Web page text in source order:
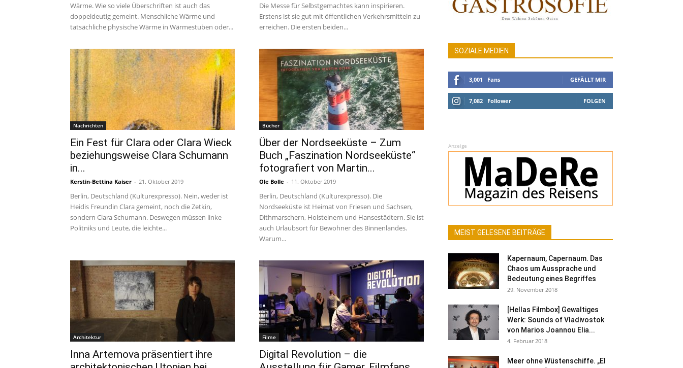
Wärme. Wie so viele Überschriften ist auch das
doppeldeutig gemeint. Menschliche Wärme und
tatsächliche physische Wärme in Wärmestuben oder...
Die Messe für Selbstgemachtes kann inspirieren.
Erstens ist sie gut mit öffentlichen Verkehrsmitteln zu
erreichen. Die ersten beiden...
Nachrichten
Ein Fest für Clara oder Clara Wieck
beziehungsweise Clara Schumann
in...
Kerstin-Bettina Kaiser - 21. Oktober 2019
Berlin, Deutschland (Kulturexpresso). Nein, weder ist
Heidis Freundin Clara gemeint, noch die Zetkin,
sondern Clara Schumann. Deswegen müssen linke
Politniks und Leute, die leichte...
Bücher
Über der Nordseeküste – Zum
Buch „Faszination Nordseeküste“
fotografiert von Martin...
Ole Bolle - 11. Oktober 2019
Berlin, Deutschland (Kulturexpresso). Die
Nordseeküste ist Heimat von Friesen und Sachsen,
Dithmarschern, Holsteinern und Hansestädtern. Sie ist
auch Urlaubsort für Bewohner des Binnenlandes.
Warum...
Architektur
Inna Artemova präsentiert ihre
Filme
Digital Revolution – die
SOZIALE MEDIEN
3,001 Fans GEFÄLLT MIR
7,082 Follower FOLGEN
Anzeige
MEIST GELESENE BEITRÄGE
Kapernaum, Capernaum. Das
Chaos um Aussprache und
Bedeutung eines Begriffes
29. November 2018
[Hellas Filmbox] Gewaltiges
Werk: Sounds of Vladivostok
von Marios Joannou Elia...
4. Februar 2018
Meer ohne Wüstenschiffe. „El